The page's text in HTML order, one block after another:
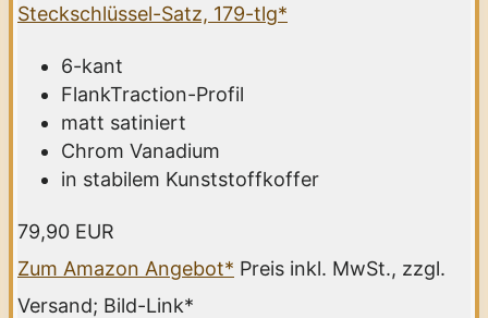
Steckschlüssel-Satz, 179-tlg*
6-kant
FlankTraction-Profil
matt satiniert
Chrom Vanadium
in stabilem Kunststoffkoffer
79,90 EUR
Zum Amazon Angebot* Preis inkl. MwSt., zzgl.
Versand; Bild-Link*